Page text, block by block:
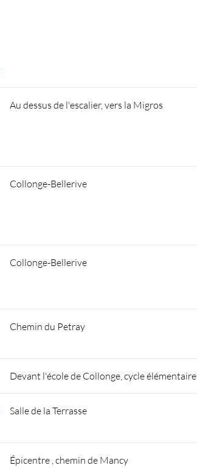
Au dessus de l'escalier, vers la Migros
Collonge-Bellerive
Collonge-Bellerive
Chemin du Petray
Devant l'école de Collonge, cycle élémentaire
Salle de la Terrasse
Épicentre , chemin de Mancy